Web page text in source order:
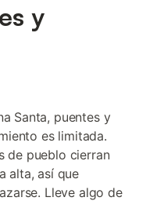
y
Santa, puentes y
es limitada.
de pueblo cierran
alta, así que
Lleve algo de